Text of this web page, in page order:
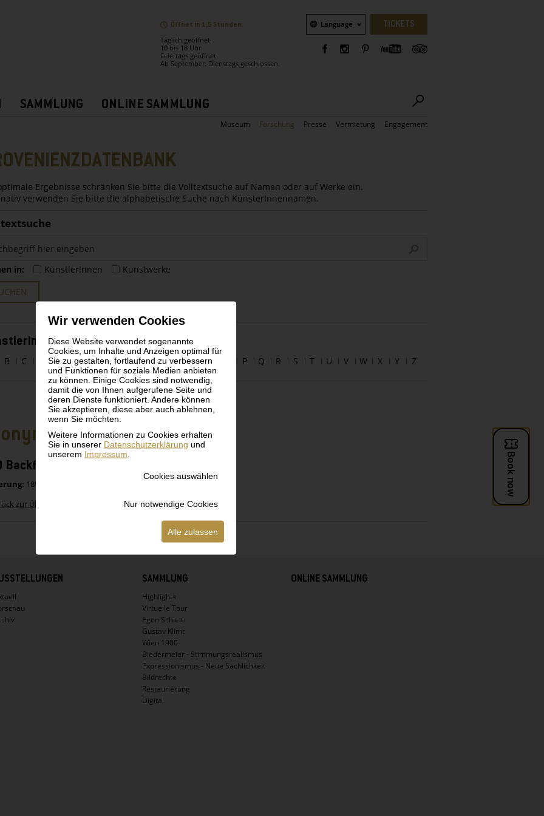
Wir verwenden Cookies
Diese Website verwendet sogenannte
Cookies, um Inhalte und Anzeigen optimal für
Sie zu gestalten, fortlaufend zu verbessern
und Funktionen für soziale Medien anbieten
zu können. Einige Cookies sind notwendig,
damit die von Ihnen aufgerufene Seite und
deren Dienste funktioniert. Andere können
Sie akzeptieren, diese aber auch ablehnen,
wenn Sie möchten.
Weitere Informationen zu Cookies erhalten
Sie in unserer Datenschutzerklärung und
unserem Impressum
Cookies auswählen
Nur notwendige Cookies
Alle zulassen
Öffnet in 1,5 Stunden.
Täglich geöffnet:
10 bis 18 Uhr
Feiertags geöffnet.
Ab September: Dienstags geschlossen.
Sprachauswahl
Language TICKETS
SAMMLUNG ONLINE SAMMLUNG
Museum Forschung Presse Vermietung Engagement
Ergebnisse schränken Sie bitte die Volltextsuche auf Namen oder auf Werke ein.
verwenden Sie bitte die alphabetische Suche nach KünsterInnennamen.
in: KünstlerInnen
Kunstwerke
alphabetisch
B C E F G H I J K L M N P Q R S T U V W X Y Z
Backformen aus Blech von 1890-1925
1890-1925
zur Übersicht
SAMMLUNG
Highlights
Virtuelle Tour
Egon Schiele
Gustav Klimt
Wien 1900
Biedermeier - Stimmungsrealismus
Expressionismus - Neue Sachlichkeit
Bildrechte
Restaurierung
Digital
ONLINE SAMMLUNG